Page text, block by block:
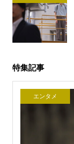
特集記事
エンタメ